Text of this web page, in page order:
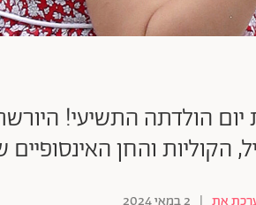
הולדתה התשיעי!
והחן האינסופיים
את | 2 במאי 2024